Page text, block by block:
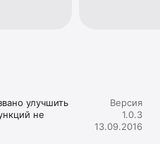
улучшить
не
Версия
1.0.3
13.09.2016